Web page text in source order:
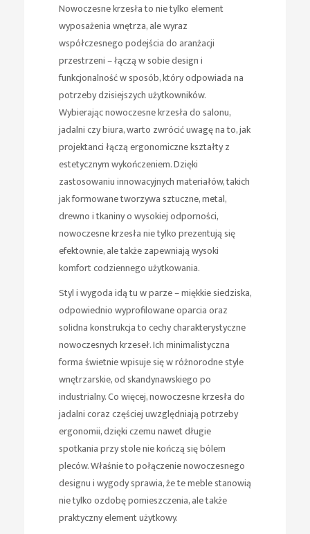
Nowoczesne krzesła to nie tylko element
wyposażenia wnętrza, ale wyraz
współczesnego podejścia do aranżacji
przestrzeni – łączą w sobie design i
funkcjonalność w sposób, który odpowiada na
potrzeby dzisiejszych użytkowników.
Wybierając nowoczesne krzesła do salonu,
jadalni czy biura, warto zwrócić uwagę na to, jak
projektanci łączą ergonomiczne kształty z
estetycznym wykończeniem. Dzięki
zastosowaniu innowacyjnych materiałów, takich
jak formowane tworzywa sztuczne, metal,
drewno i tkaniny o wysokiej odporności,
nowoczesne krzesła nie tylko prezentują się
efektownie, ale także zapewniają wysoki
komfort codziennego użytkowania.
Styl i wygoda idą tu w parze – miękkie siedziska,
odpowiednio wyprofilowane oparcia oraz
solidna konstrukcja to cechy charakterystyczne
nowoczesnych krzeseł. Ich minimalistyczna
forma świetnie wpisuje się w różnorodne style
wnętrzarskie, od skandynawskiego po
industrialny. Co więcej, nowoczesne krzesła do
jadalni coraz częściej uwzględniają potrzeby
ergonomii, dzięki czemu nawet długie
spotkania przy stole nie kończą się bólem
pleców. Właśnie to połączenie nowoczesnego
designu i wygody sprawia, że te meble stanowią
nie tylko ozdobę pomieszczenia, ale także
praktyczny element użytkowy.